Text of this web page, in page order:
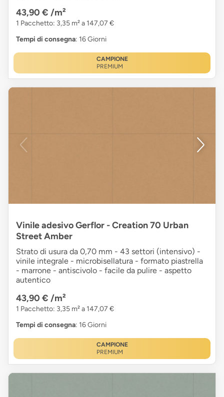
43,90 € /m²
1 Pacchetto: 3,35 m² a 147,07 €
Tempi di consegna: 16 Giorni
CAMPIONE
PREMIUM
Vinile adesivo Gerflor - Creation 70 Urban
Street Amber
Strato di usura da 0,70 mm - 43 settori (intensivo) -
vinile integrale - microbisellatura - formato piastrella
- marrone - antiscivolo - facile da pulire - aspetto
autentico
43,90 € /m²
1 Pacchetto: 3,35 m² a 147,07 €
Tempi di consegna: 16 Giorni
CAMPIONE
PREMIUM